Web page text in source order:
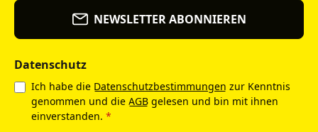
NEWSLETTER ABONNIEREN
Datenschutz
Ich habe die Datenschutzbestimmungen zur Kenntnis
genommen und die AGB gelesen und bin mit ihnen
einverstanden. *